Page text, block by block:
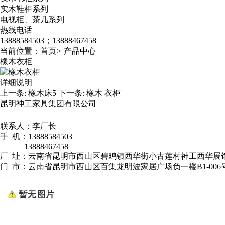
实木鞋柜系列
电视柜、茶几系列
热线电话
13888584503；13888467458
当前位置： 首页> 产品中心
橡木衣柜
详细说明
上一条: 橡木床5 下一条: 橡木 衣柜
昆明神工家具集团有限公司
联系人：李厂长
手 机：13888584503
13888467458
厂 址：云南省昆明市西山区碧鸡镇西华街小古莲村神工西华展
门 市：云南省昆明市西山区百集龙明波家居广场负一楼B1-006